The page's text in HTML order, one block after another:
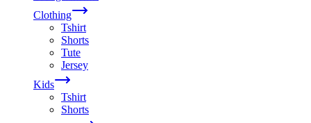
Clothing
Tshirt
Shorts
Tute
Jersey
Kids
Tshirt
Shorts